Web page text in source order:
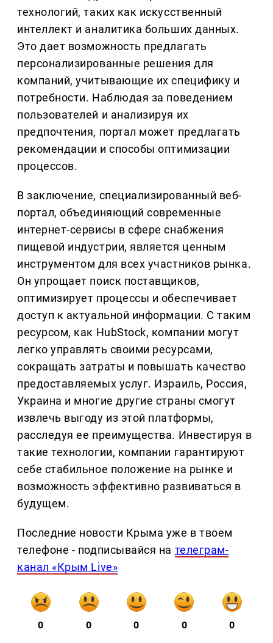
технологий, таких как искусственный
интеллект и аналитика больших данных.
Это дает возможность предлагать
персонализированные решения для
компаний, учитывающие их специфику и
потребности. Наблюдая за поведением
пользователей и анализируя их
предпочтения, портал может предлагать
рекомендации и способы оптимизации
процессов.
В заключение, специализированный веб-
портал, объединяющий современные
интернет-сервисы в сфере снабжения
пищевой индустрии, является ценным
инструментом для всех участников рынка.
Он упрощает поиск поставщиков,
оптимизирует процессы и обеспечивает
доступ к актуальной информации. С таким
ресурсом, как HubStock, компании могут
легко управлять своими ресурсами,
сокращать затраты и повышать качество
предоставляемых услуг. Израиль, Россия,
Украина и многие другие страны смогут
извлечь выгоду из этой платформы,
расследуя ее преимущества. Инвестируя в
такие технологии, компании гарантируют
себе стабильное положение на рынке и
возможность эффективно развиваться в
будущем.
Последние новости Крыма уже в твоем
телефоне - подписывайся на телеграм-
канал «Крым Live»
0 0 0 0 0